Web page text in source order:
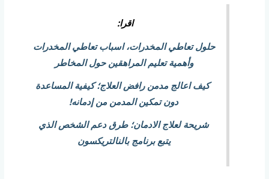
اقرا:
حلول تعاطي المخدرات، اسباب تعاطي المخدرات
وأهمية تعليم المراهقين حول المخاطر
كيف اعالج مدمن رافض العلاج؛ كيفية المساعدة
دون تمكين المدمن من إدمانه!
شريحة لعلاج الادمان؛ طرق دعم الشخص الذي
يتبع برنامج بالنالتريكسون